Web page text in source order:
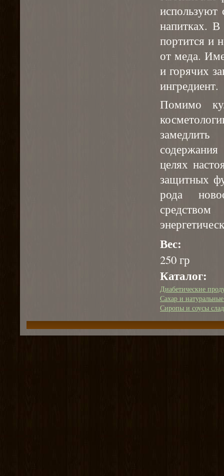
используют
напитках. В
портится и
от меда.
и горячих
ингредиент.
Помимо
целях
защитных
рода
Вес:
250 гр
Каталог:
Диабетические
Сахар и
Сиропы и соусы